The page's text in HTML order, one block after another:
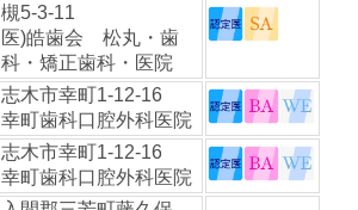
槻5-3-11
医)皓歯会 松丸・歯
科・矯正歯科・医院
志木市幸町1-12-16
幸町歯科口腔外科医院
志木市幸町1-12-16
幸町歯科口腔外科医院